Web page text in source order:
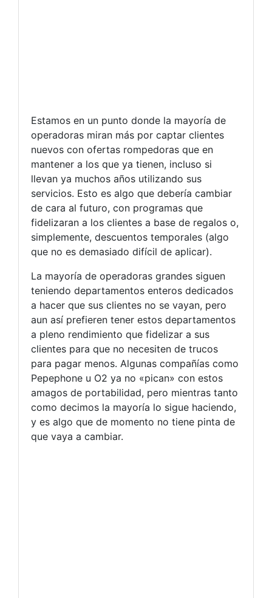
Estamos en un punto donde la mayoría de
operadoras miran más por captar clientes
nuevos con ofertas rompedoras que en
mantener a los que ya tienen, incluso si
llevan ya muchos años utilizando sus
servicios. Esto es algo que debería cambiar
de cara al futuro, con programas que
fidelizaran a los clientes a base de regalos o,
simplemente, descuentos temporales (algo
que no es demasiado difícil de aplicar).
La mayoría de operadoras grandes siguen
teniendo departamentos enteros dedicados
a hacer que sus clientes no se vayan, pero
aun así prefieren tener estos departamentos
a pleno rendimiento que fidelizar a sus
clientes para que no necesiten de trucos
para pagar menos. Algunas compañías como
Pepephone u O2 ya no «pican» con estos
amagos de portabilidad, pero mientras tanto
como decimos la mayoría lo sigue haciendo,
y es algo que de momento no tiene pinta de
que vaya a cambiar.